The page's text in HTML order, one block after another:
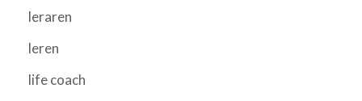
leraren
leren
life coach